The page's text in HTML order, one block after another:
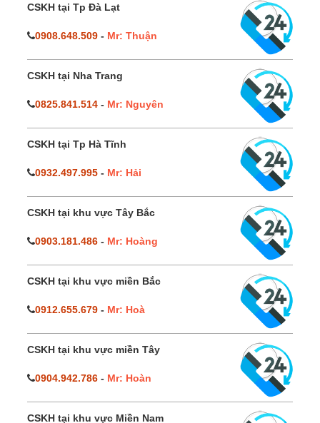
CSKH tại Tp Đà Lạt
0908.648.509 - Mr: Thuận
CSKH tại Nha Trang
0825.841.514 - Mr: Nguyên
CSKH tại Tp Hà Tĩnh
0932.497.995 - Mr: Hải
CSKH tại khu vực Tây Bắc
0903.181.486 - Mr: Hoàng
CSKH tại khu vực miền Bắc
0912.655.679 - Mr: Hoà
CSKH tại khu vực miền Tây
0904.942.786 - Mr: Hoàn
CSKH tại khu vực Miền Nam